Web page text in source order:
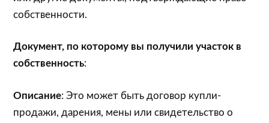
собственности.
Документ, по которому вы получили участок в
собственность:
Описание: Это может быть договор купли-
продажи, дарения, мены или свидетельство о